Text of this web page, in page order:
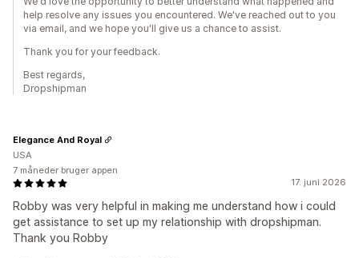
help resolve any issues you encountered. We've reached out to you
via email, and we hope you'll give us a chance to assist.
Thank you for your feedback.
Best regards,
Dropshipman
17. juni 2026
Robby was very helpful in making me understand how i could
get assistance to set up my relationship with dropshipman.
Thank you Robby
Elegance And Royal
USA
7 måneder bruger appen